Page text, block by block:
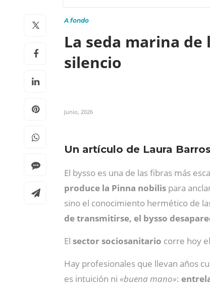
A fondo
La seda marina
silencio
Junio, 2026
Un artículo de Laura
El bysso es una de las fibras más
produce la Pinna nobilis para
sino el conocimiento hermético de
de transmitirse, el bysso
El sector sociosanitario corre hoy
Hay profesionales que llevan años
es intuición ni «buena mano»: